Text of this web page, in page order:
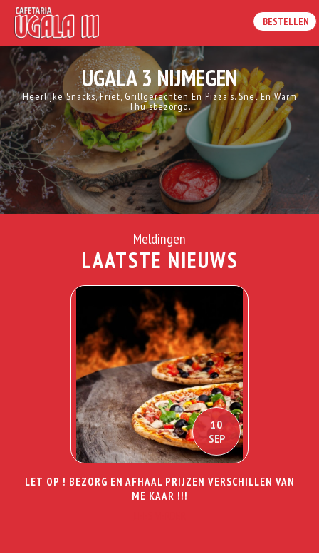
BESTELLEN
UGALA 3 NIJMEGEN
Heerlijke Snacks, Friet, Grillgerechten En Pizza's. Snel En Warm
Thuisbezorgd.
Meldingen
LAATSTE NIEUWS
10
SEP
LET OP ! BEZORG EN AFHAAL PRIJZEN VERSCHILLEN VAN
ME KAAR !!!